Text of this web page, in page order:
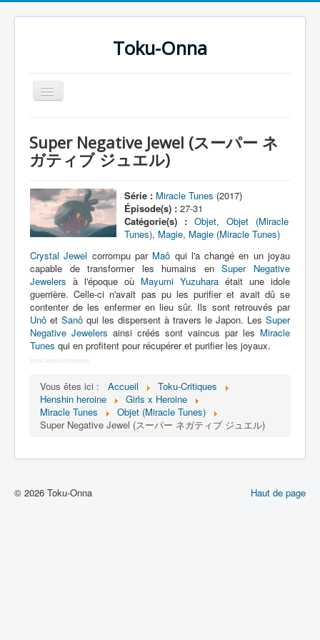
Toku-Onna
Basculer
la
Toku-Actrices
Séries
Films
Dessins
Artiste Asperger
Lexique
Idol senshi Miracle Tunes ! (アイ
ドル 戦士 ミラクル ちゅーんず !) =
Idoles guerrières Miracle Tunes !
Série
Objets
Super Negative Jewel (スーパー ネ
ガティブ ジュエル)
Série : Miracle Tunes (2017)
Épisode(s) : 27-31
Catégorie(s) : Objet,Objet (Miracle
Tunes), Magie, Magie (Miracle Tunes)
Crystal Jewel corrompu par Maô qui l'a changé en un joyau
capable de transformer les humains enSuper Negative
Jewelers à l'époque où Mayumi Yuzuhara était une idole
guerrière. Celle-ci n'avait pas pu les purifier et avait dû se
contenter de les enfermer en lieu sûr. Ils sont retrouvés par
Unô et Sanô qui les dispersent à travers le Japon. Les Super
Negative Jewelers ainsi créés sont vaincus par les Miracle
Tunes qui en profitent pour récupérer et purifier les joyaux.
More Joomla Extensions
Vous êtes ici : Accueil
Toku-Critiques
Henshin heroine
Girls x Heroine
Miracle Tunes
Objet (Miracle Tunes)
Super Negative Jewel (スーパー ネガティブ ジュエル)
Haut de page
© 2026 Toku-Onna